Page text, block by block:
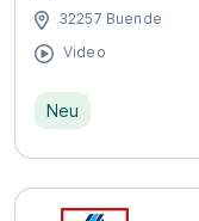
32257 Buende
Video
Neu